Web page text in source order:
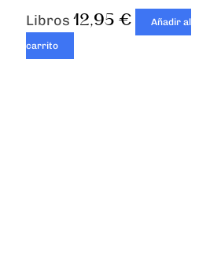
Libros 12,95 € Añadir al
carrito